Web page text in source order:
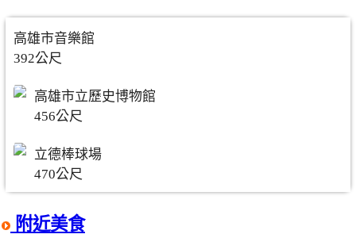
高雄市音樂館
392公尺
高雄市立歷史博物館
456公尺
立德棒球場
470公尺
附近美食